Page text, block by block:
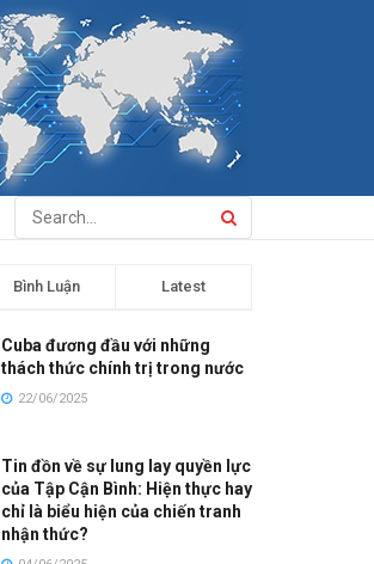
Bình Luận Latest
Cuba đương đầu với những
thách thức chính trị trong nước
22/06/2025
Tin đồn về sự lung lay quyền lực
của Tập Cận Bình: Hiện thực hay
chỉ là biểu hiện của chiến tranh
nhận thức?